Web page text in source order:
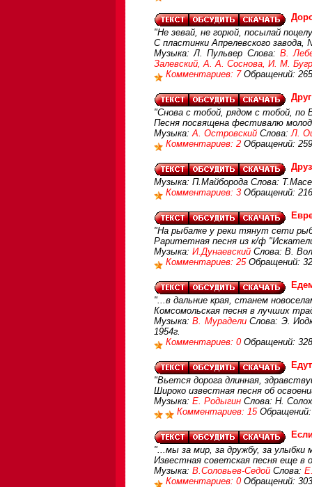
"Не зевай, не горюй, посылай
С пластинки Апрелевского завода,
Музыка: Л. Пульвер Слова: В.
Залевский, А. А. Соснова, И. М.
Комментариев: 7 Обращений:
"Снова с тобой, рядом с тобой,
Песня посвящена фестивалю
Музыка:А. Островский Слова:Л.
Комментариев: 2 Обращений:
Музыка: П.Майборода Слова:
Комментариев: 3 Обращений:
"На рыбалке у реки тянут сети
Раритетная песня из к/ф
Музыка: И.Дунаевский Слова: В.
Комментариев: 25 Обращений:
"...в дальние края, станем
Комсомольская песня в лучших
Музыка:В. МураделиСлова: Э.
1954г.
Комментариев: 0 Обращений:
"Вьется дорога длинная,
Широко известная песня об
Музыка: Е. Родыгин Слова: Н.
Комментариев: 15 Обращений:
"...мы за мир, за дружбу, за улыбки
Известная советская песня еще в
Музыка: В.Соловьев-Седой Слова:
Комментариев: 0 Обращений: